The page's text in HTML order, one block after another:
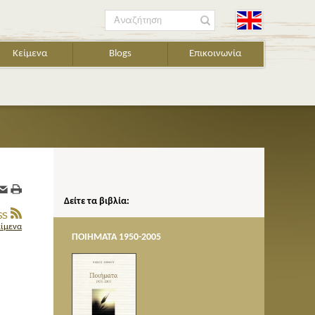
Κείμενα Blogs Επικοινωνία
Αναζήτηση
Δείτε τα βιβλία:
ΠΟΙΗΜΑΤΑ 1950-2005